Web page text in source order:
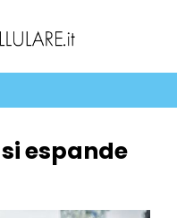
espande